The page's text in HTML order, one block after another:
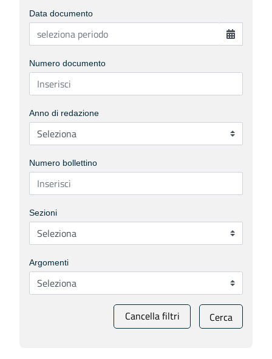
Data documento
Numero documento
Anno di redazione
Numero bollettino
Sezioni
Argomenti
Cancella filtri Cerca